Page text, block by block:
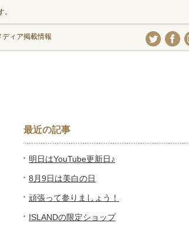
ディア掲載情報
最近の記事
明日はYouTube更新日♪
8月9日は美白の日
頑張って参りましょう！
ISLANDの限定ショップ